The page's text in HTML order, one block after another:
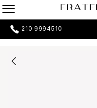
210 9994510